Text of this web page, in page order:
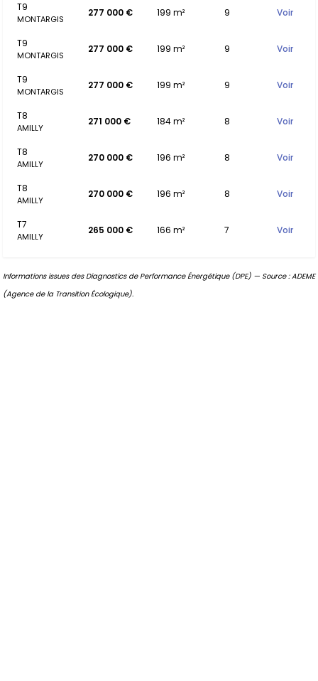
T9
MONTARGIS
277 000 € 199 m² 9 Voir
T9
MONTARGIS
277 000 € 199 m² 9 Voir
T9
MONTARGIS
277 000 € 199 m² 9 Voir
T8
AMILLY
271 000 € 184 m² 8 Voir
T8
AMILLY
270 000 € 196 m² 8 Voir
T8
AMILLY
270 000 € 196 m² 8 Voir
T7
AMILLY
265 000 € 166 m² 7 Voir
Informations issues des Diagnostics de Performance Énergétique (DPE) — Source : ADEME
(Agence de la Transition Écologique).